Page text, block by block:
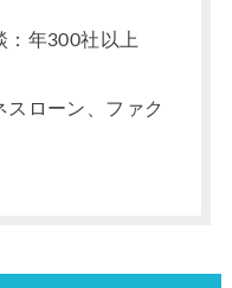
：年300社以上
スローン、ファク